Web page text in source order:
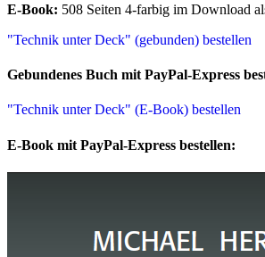
E-Book: 508 Seiten 4-farbig im Download
"Technik unter Deck" (gebunden) bestellen
Gebundenes Buch mit PayPal-Express
"Technik unter Deck" (E-Book) bestellen
E-Book mit PayPal-Express bestellen: